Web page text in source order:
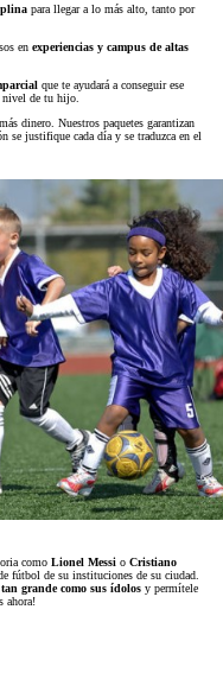
para llegar a lo más alto, tanto por
en experiencias y campus de altas
que te ayudará a conseguir ese
nivel de tu hijo.
dinero. Nuestros paquetes garantizan
se justifique cada día y se traduzca en el
como Lionel Messi o Cristiano
fútbol de su instituciones de su ciudad.
grande como sus ídolos y permítele
ahora!